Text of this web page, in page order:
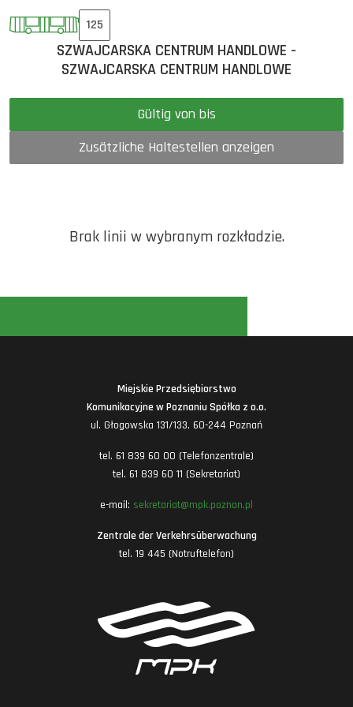
125
SZWAJCARSKA CENTRUM HANDLOWE -
SZWAJCARSKA CENTRUM HANDLOWE
Gültig von bis
Zusätzliche Haltestellen anzeigen
Brak linii w wybranym rozkładzie.
Miejskie Przedsiębiorstwo
Komunikacyjne w Poznaniu Spółka z o.o.
ul. Głogowska 131/133, 60-244 Poznań
tel. 61 839 60 00 (Telefonzentrale)
tel. 61 839 60 11 (Sekretariat)
e-mail: sekretariat@mpk.poznan.pl
Zentrale der Verkehrsüberwachung
tel. 19 445 (Notruftelefon)